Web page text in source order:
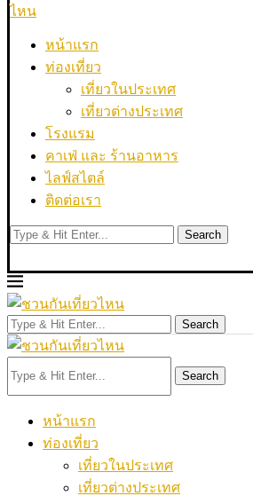
หน้าแรก
ท่องเที่ยว
เที่ยวในประเทศ
เที่ยวต่างประเทศ
โรงแรม
คาเฟ่ และ ร้านอาหาร
ไลฟ์สไตล์
ติดต่อเรา
Search
Search
Search
หน้าแรก
ท่องเที่ยว
เที่ยวในประเทศ
เที่ยวต่างประเทศ